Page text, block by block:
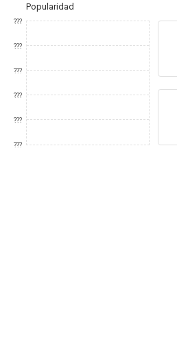
Popularidad
???
???
???
???
???
???